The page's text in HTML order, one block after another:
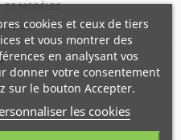
55 MODÈLES
ROADcookies et ceux de tiers
et vous montrer des
en analysant vos
donner votre consentement
sur le bouton Accepter.
les cookies